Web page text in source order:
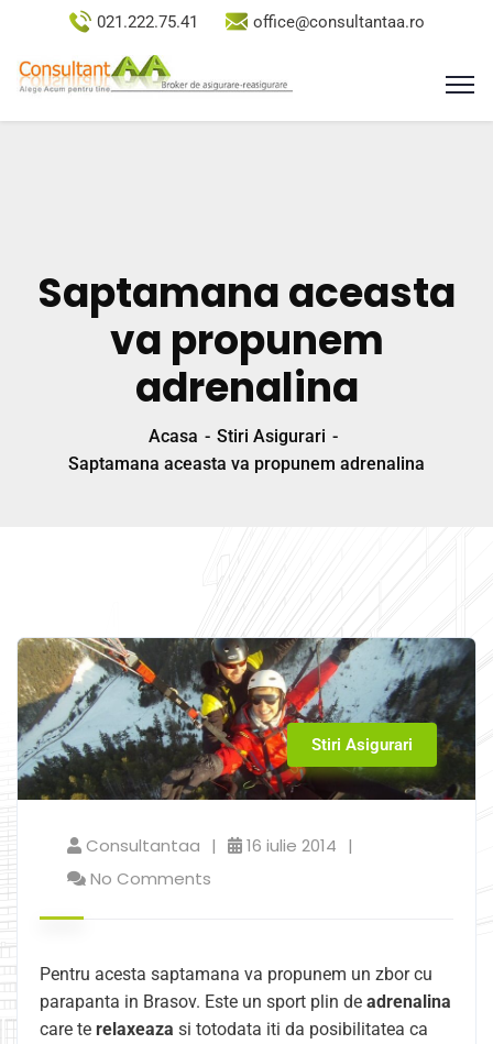
021.222.75.41 office@consultantaa.ro
Saptamana aceasta
va propunem
adrenalina
Acasa
Stiri Asigurari
Saptamana aceasta va propunem adrenalina
Stiri Asigurari
Consultantaa
16 iulie 2014
No Comments
Pentru acesta saptamana va propunem un zbor cu
parapanta in Brasov. Este un sport plin de adrenalina
care te relaxeaza si totodata iti da posibilitatea ca